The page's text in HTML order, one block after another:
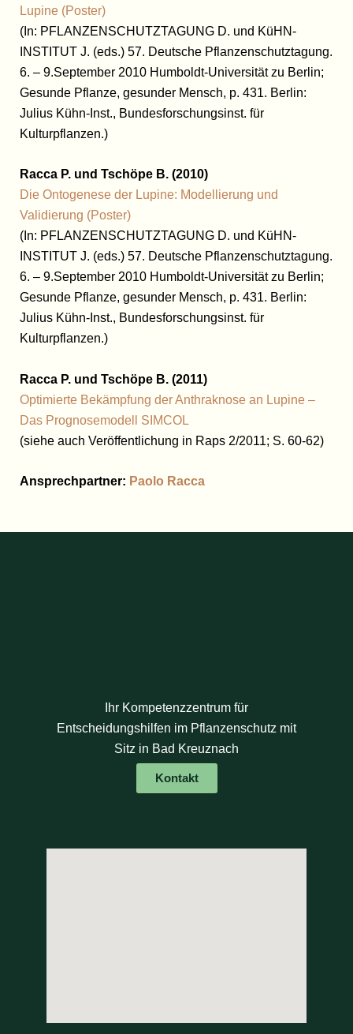
Lupine (Poster)
(In: PFLANZENSCHUTZTAGUNG D. und KüHN-
INSTITUT J. (eds.) 57. Deutsche Pflanzenschutztagung.
6. – 9.September 2010 Humboldt-Universität zu Berlin;
Gesunde Pflanze, gesunder Mensch, p. 431. Berlin:
Julius Kühn-Inst., Bundesforschungsinst. für
Kulturpflanzen.)
Racca P. und Tschöpe B. (2010)
Die Ontogenese der Lupine: Modellierung und
Validierung (Poster)
(In: PFLANZENSCHUTZTAGUNG D. und KüHN-
INSTITUT J. (eds.) 57. Deutsche Pflanzenschutztagung.
6. – 9.September 2010 Humboldt-Universität zu Berlin;
Gesunde Pflanze, gesunder Mensch, p. 431. Berlin:
Julius Kühn-Inst., Bundesforschungsinst. für
Kulturpflanzen.)
Racca P. und Tschöpe B. (2011)
Optimierte Bekämpfung der Anthraknose an Lupine –
Das Prognosemodell SIMCOL
(siehe auch Veröffentlichung in Raps 2/2011; S. 60-62)
Ansprechpartner: Paolo Racca
Ihr Kompetenzzentrum für
Entscheidungshilfen im Pflanzenschutz mit
Sitz in Bad Kreuznach
Kontakt